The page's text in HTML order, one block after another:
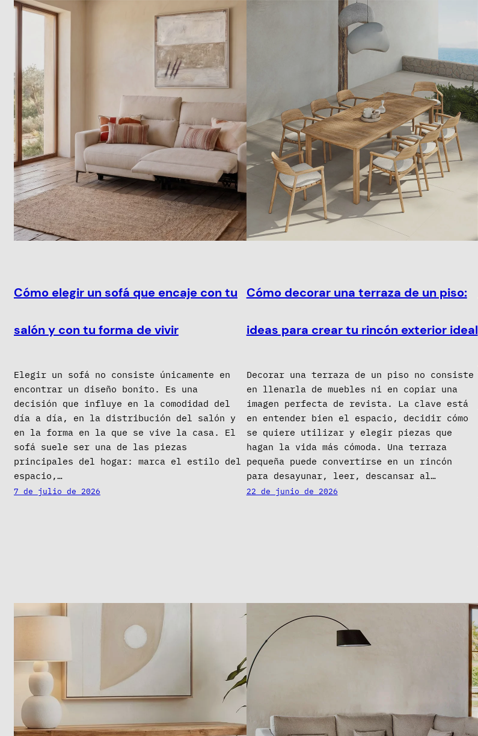
Cómo elegir un sofá que encaje con tu
salón y con tu forma de vivir
Elegir un sofá no consiste únicamente en
encontrar un diseño bonito. Es una
decisión que influye en la comodidad del
día a día, en la distribución del salón y
en la forma en la que se vive la casa. El
sofá suele ser una de las piezas
principales del hogar: marca el estilo del
espacio,…
7 de julio de 2026
Cómo decorar una terraza de un piso:
ideas para crear tu rincón exterior ideal
Decorar una terraza de un piso no consiste
en llenarla de muebles ni en copiar una
imagen perfecta de revista. La clave está
en entender bien el espacio, decidir cómo
se quiere utilizar y elegir piezas que
hagan la vida más cómoda. Una terraza
pequeña puede convertirse en un rincón
para desayunar, leer, descansar al…
22 de junio de 2026